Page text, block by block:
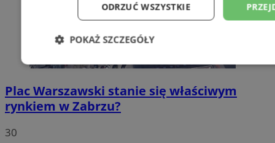
Plac Warszawski stanie się właściwym
rynkiem w Zabrzu?
30
ODRZUĆ WSZYSTKIE
POKAŻ SZCZEGÓŁY
Niezbędne Wydajność